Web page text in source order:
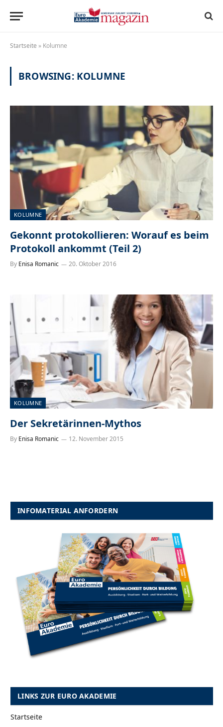
Startseite » Kolumne
BROWSING: KOLUMNE
KOLUMNE
Gekonnt protokollieren: Worauf es beim
Protokoll ankommt (Teil 2)
By Enisa Romanic 20. Oktober 2016
KOLUMNE
Der Sekretärinnen-Mythos
By Enisa Romanic 12. November 2015
INFOMATERIAL ANFORDERN
LINKS ZUR EURO AKADEMIE
Startseite